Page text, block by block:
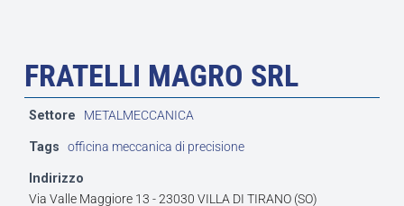
FRATELLI MAGRO SRL
Settore METALMECCANICA
Tags officina meccanica di precisione
Indirizzo
Via Valle Maggiore 13 - 23030 VILLA DI TIRANO (SO)